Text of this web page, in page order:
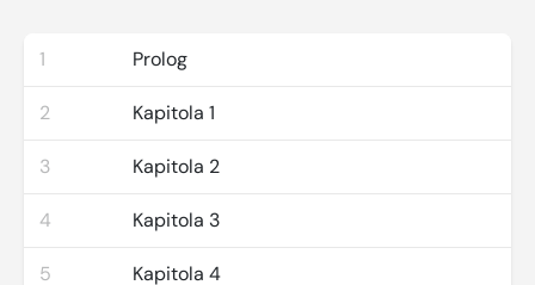
1 Prolog
2 Kapitola 1
3 Kapitola 2
4 Kapitola 3
5 Kapitola 4